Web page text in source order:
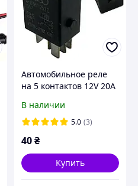
Автомобильное реле
на 5 контактов 12V 20A
корейские авто
В наличии
5.0 (3)
40₴
Купить